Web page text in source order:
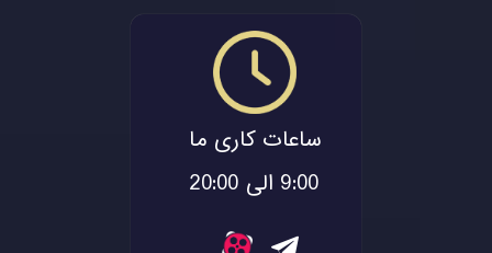
ساعات کاری ما
9:00 الی 20:00